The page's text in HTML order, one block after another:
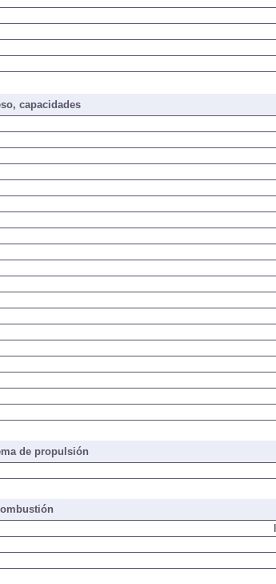
capacidades
de propulsión